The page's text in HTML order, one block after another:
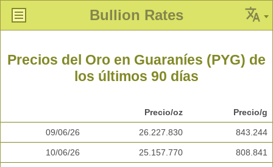
Bullion Rates
Precios del Oro en Guaraníes (PYG) de
los últimos 90 días
Precio/oz Precio/g
09/06/26 26.227.830 843.244
10/06/26 25.157.770 808.841